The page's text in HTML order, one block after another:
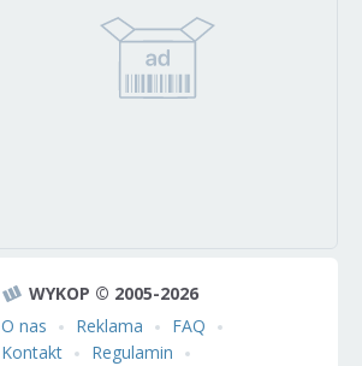
WYKOP © 2005-2026
O nas
Reklama
FAQ
Kontakt
Regulamin